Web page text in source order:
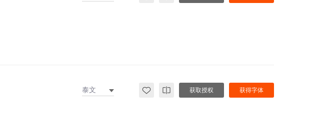
获得字体
获取授权
泰文